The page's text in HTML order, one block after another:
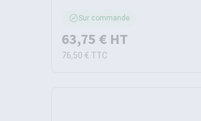
Sur commande
63,75 € HT
76,50 € TTC